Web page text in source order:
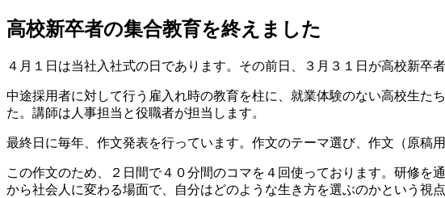
高校新卒者の集合教育を終えました
４月１日は当社入社式の日であります。その前日、３月３１日が高校新卒
中途採用者に対して行う雇入れ時の教育を柱に、就業体験のない高校生た
た。講師は人事担当と役職者が担当します。
最終日に毎年、作文発表を行っています。作文のテーマ選び、作文（原稿
この作文のため、２日間で４０分間のコマを４回使っております。研修
から社会人に変わる場面で、自分はどのような生き方を選ぶのかという